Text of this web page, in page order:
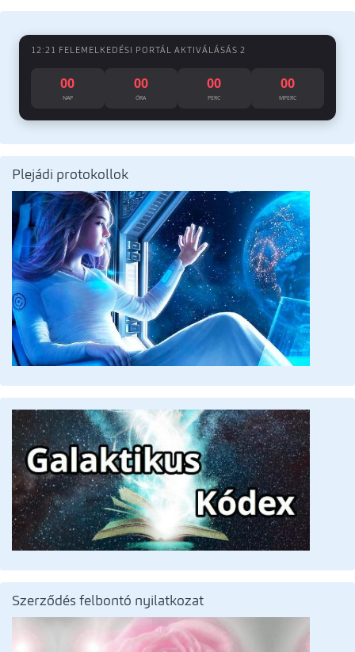
12:21 FELEMELKEDÉSI PORTÁL AKTIVÁLÁSÁS 2
00
NAP
00
ÓRA
00
PERC
00
MPERC
Plejádi protokollok
Szerződés felbontó nyilatkozat